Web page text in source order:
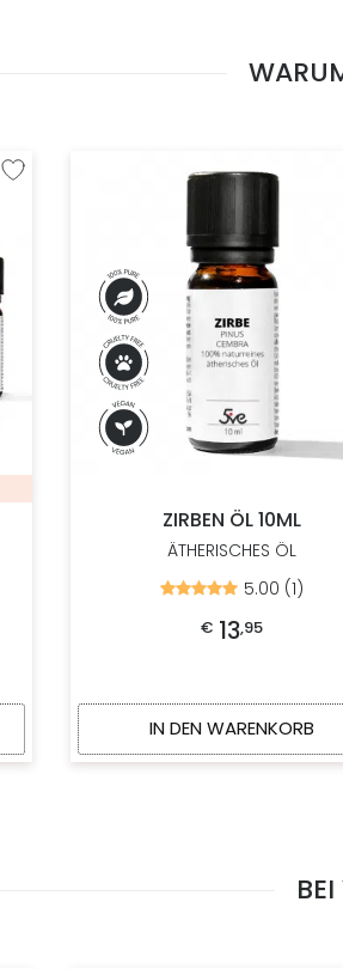
Zur Wunschliste hinzufügen
ZIRBEN ÖL 10ML
ÄTHERISCHES ÖL
Bewertet
5.00
von
5.00 (1)
€ 13,95
IN DEN WARENKORB